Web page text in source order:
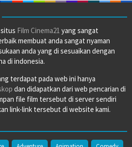
Film Cinema21 yang sangat
membuat anda sangat nyaman
anda yang di sesuaikan dengan
di indonesia.
terdapat pada web ini hanya
dan didapatkan dari web pencarian di
file film tersebut di server sendiri
link-link tersebut di website kami.